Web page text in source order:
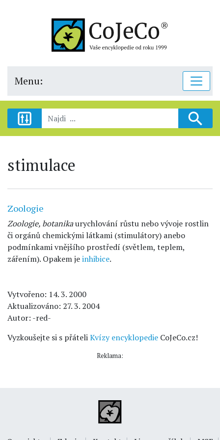
Menu:
stimulace
Zoologie
Zoologie, botanikaurychlování růstu nebo vývoje rostlin
či orgánů chemickými látkami (stimulátory) anebo
podmínkami vnějšího prostředí (světlem, teplem,
zářením). Opakem jeinhibice.
Vytvořeno: 14. 3. 2000
Aktualizováno: 27. 3. 2004
Autor: -red-
Vyzkoušejte si s přáteliKvízy encyklopedie CoJeCo.cz!
Reklama: